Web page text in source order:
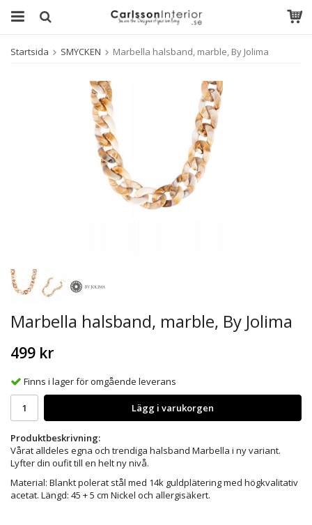
Startsida SMYCKEN Marbella halsband, marble, By Jolima
Marbella halsband, marble, By Jolima
499 kr
Finns i lager för omgående leverans
Lägg i varukorgen
Produktbeskrivning:
Vårat alldeles egna och trendiga halsband Marbella i ny variant.
Lyfter din oufit till en helt ny nivå.
Material: Blankt polerat stål med 14k guldplätering med högkvalitativ
acetat. Längd: 45 + 5 cm Nickel och allergisäkert.